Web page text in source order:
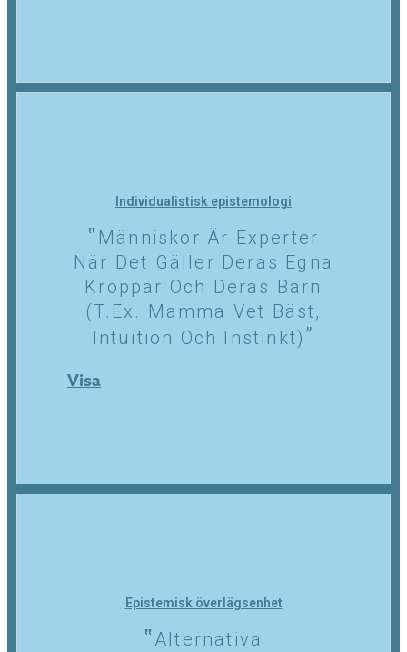
Individualistisk epistemologi
Människor Är Experter
När Det Gäller Deras Egna
Kroppar Och Deras Barn
(t.ex. Mamma Vet Bäst,
Intuition Och Instinkt)
Visa
Epistemisk överlägsenhet
Alternativa